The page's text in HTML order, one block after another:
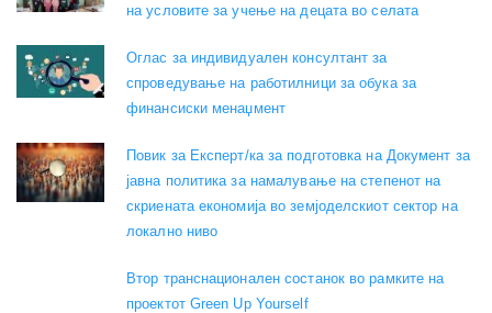
на условите за учење на децата во селата
Оглас за индивидуален консултант за
спроведување на работилници за обука за
финансиски менаџмент
Повик за Експерт/ка за подготовка на Документ за
јавна политика за намалување на степенот на
скриената економија во земјоделскиот сектор на
локално ниво
Втор транснационален состанок во рамките на
проектот Green Up Yourself